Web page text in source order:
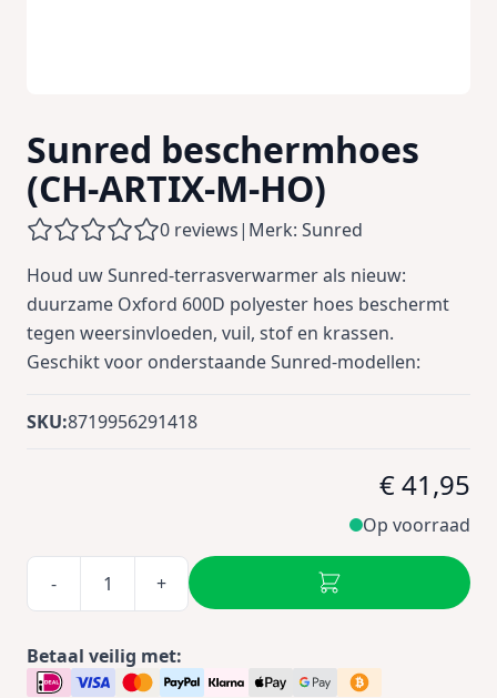
Sunred beschermhoes
(CH-ARTIX-M-HO)
0 reviews| Merk: Sunred
Houd uw Sunred-terrasverwarmer als nieuw:
duurzame Oxford 600D polyester hoes beschermt
tegen weersinvloeden, vuil, stof en krassen.
Geschikt voor onderstaande Sunred-modellen:
SKU:8719956291418
€ 41,95
Op voorraad
- +
Betaal veilig met: